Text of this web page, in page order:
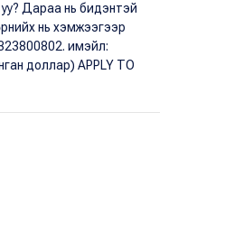
Дараа нь бидэнтэй
нь хэмжээгээр
имэйл:
доллар) APPLY TO